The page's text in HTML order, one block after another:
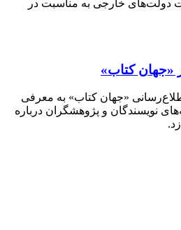
دولت‌های خارجی به مناسبت در
«جهان کتاب»
«جهان کتاب» به معرفی
نویسندگان و پژوهشگران درباره